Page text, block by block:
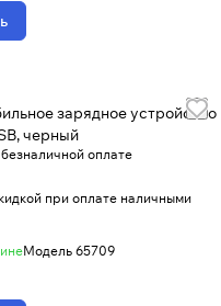
зарядное устройство
черный
оплате
при оплате наличными
Модель 65709